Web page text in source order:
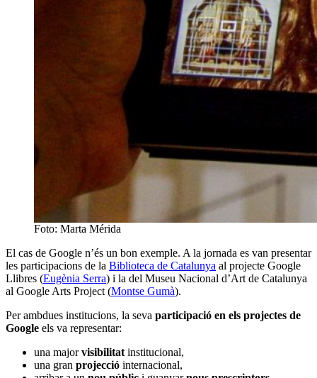
Foto: Marta Mérida
El cas de Google n’és un bon exemple. A la jornada es van presentar
les participacions de la Biblioteca de Catalunya al projecte Google
Llibres (Eugènia Serra) i la del Museu Nacional d’Art de Catalunya
al Google Arts Project (Montse Gumà).
Per ambdues institucions, la seva participació en els projectes de
Google els va representar:
una majorvisibilitat institucional,
una gran projecció internacional,